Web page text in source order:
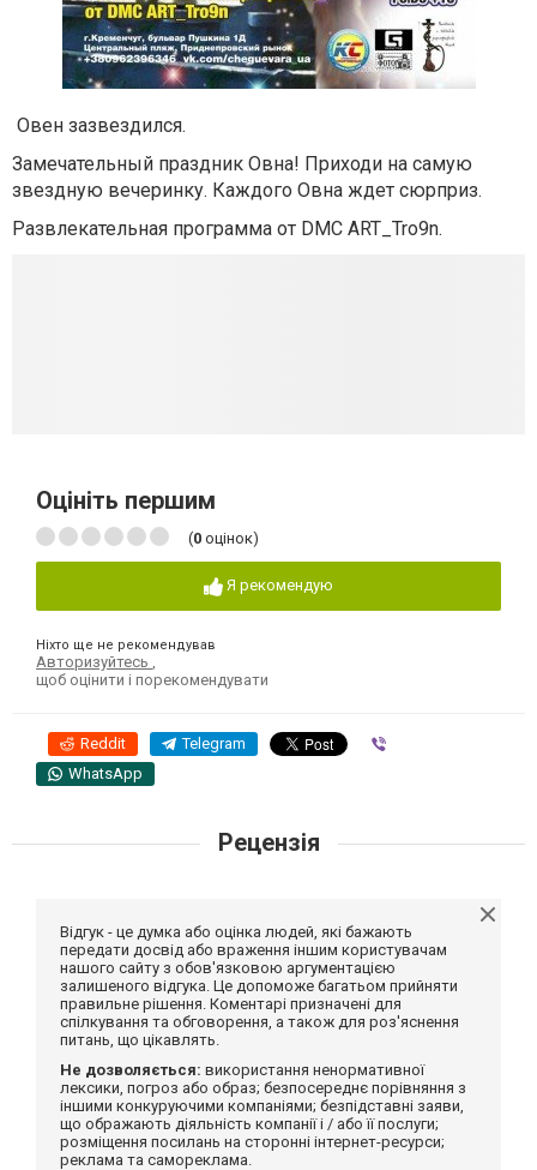
Овен зазвездился.
Замечательный праздник Овна! Приходи на самую
звездную вечеринку. Каждого Овна ждет сюрприз.
Развлекательная программа от DMC ART_Tro9n.
Оцініть першим
(0 оцінок)
Я рекомендую
Ніхто ще не рекомендував
Авторизуйтесь
щоб оцінити і порекомендувати
Reddit Telegram
WhatsApp
Рецензія
Відгук - це думка або оцінка людей, які бажають
передати досвід або враження іншим користувачам
нашого сайту з обов'язковою аргументацією
залишеного відгука. Це допоможе багатьом прийняти
правильне рішення. Коментарі призначені для
спілкування та обговорення, а також для роз'яснення
питань, що цікавлять.
Не дозволяється: використання ненормативної
лексики, погроз або образ; безпосереднє порівняння з
іншими конкуруючими компаніями; безпідставні заяви,
що ображають діяльність компанії і / або її послуги;
розміщення посилань на сторонні інтернет-ресурси;
реклама та самореклама.